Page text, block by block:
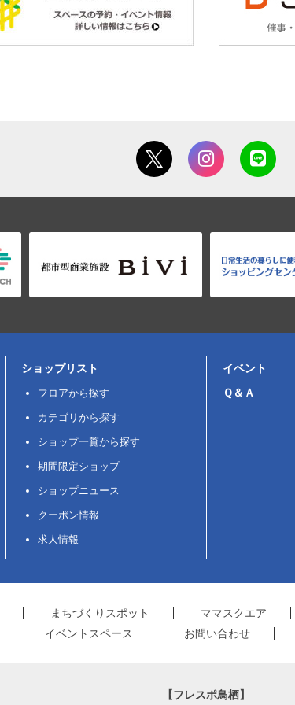
ショップリスト
フロアから探す
カテゴリから探す
ショップ一覧から探す
期間限定ショップ
ショップニュース
クーポン情報
求人情報
イベント
Ｑ＆Ａ
まちづくりスポット ママスクエア
イベントスペース
お問い合わせ
【フレスポ鳥栖】